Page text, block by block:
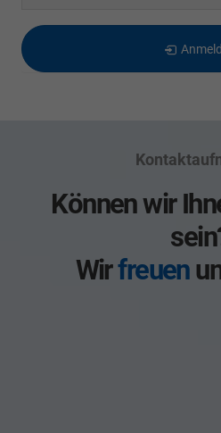
Können wir
Wirfreuen